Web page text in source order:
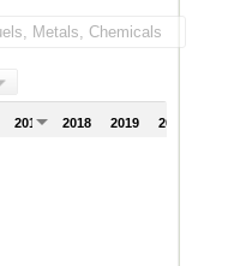
2017 2018 2019 2020